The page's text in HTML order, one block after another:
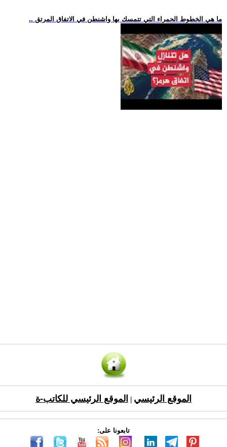
.. ما هي الخطوط الحمراء التي تتمسك بها واشنطن في الاتفاق المرتق
الموقع الرئيسي الموقع الرئيسي للكاتب-ة
تابعونا على: